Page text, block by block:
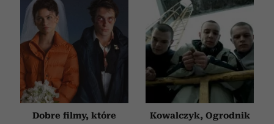
analizować ruch w naszej witrynie. Informacje o tym, jak
korzystasz z naszej witryny, udostępniamy partnerom
społecznościowym, reklamowym i analitycznym.
Partnerzy mogą połączyć te informacje z innymi danymi
otrzymanymi od Ciebie lub uzyskanymi podczas
korzystania z ich usług.
Dobre filmy, które
Kowalczyk, Ogrodnik